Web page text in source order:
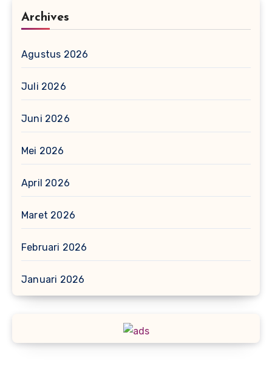
Archives
Agustus 2026
Juli 2026
Juni 2026
Mei 2026
April 2026
Maret 2026
Februari 2026
Januari 2026